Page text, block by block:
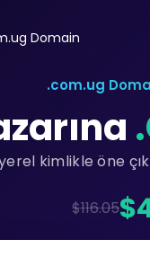
Domain
.com.ug
kimlikle öne
$116.05